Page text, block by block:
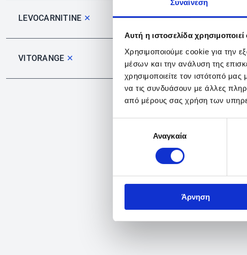
Συναίνεση
Αυτή η ιστοσελίδα
Χρησιμοποιούμε cookie για την
μέσων και την ανάλυση της
χρησιμοποιείτε τον ιστότοπό
να τις συνδυάσουν με άλλες
από μέρους σας χρήση των
συγκατάθεσηςΑναγκαία
Άρνηση
LEVOCARNITINE ✕
VITORANGE ✕